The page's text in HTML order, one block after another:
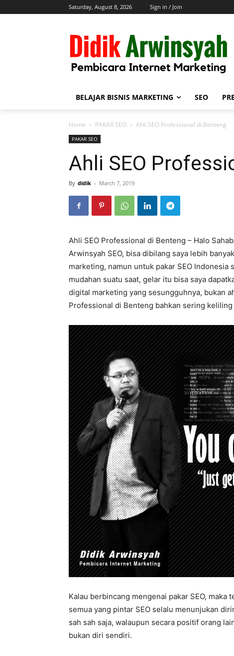
Saturday, August 8, 2026 Sign in / Join
BELAJAR BISNIS MARKETING SEO
Home PAKAR SEO Ahli SEO Professional di Benteng
PAKAR SEO
Ahli SEO
By didik - March 7, 2019
Ahli SEO Professional di Benteng – Halo
Arwinsyah SEO, bisa dibilang saya lebih
marketing, namun untuk pakar SEO
mudahan suatu saat, gelar itu bisa saya
digital marketing yang sesungguhnya, bukan
Professional di Benteng bahkan sering
Kalau berbincang mengenai pakar SEO,
semua yang pintar SEO selalu menunjukan
sah sah saja, walaupun secara positif orang
bukan diri sendiri.